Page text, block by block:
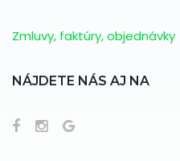
Zmluvy, faktúry, objednávky
NÁJDETE NÁS AJ NA